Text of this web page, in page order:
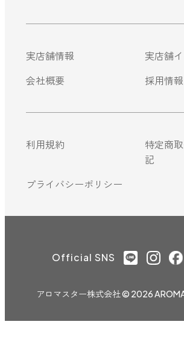
実店舗情報
実店舗
会社概要
採用情報
利用規約
特定商
記
プライバシーポリシー
Official SNS
アロマスター株式会社© 2026